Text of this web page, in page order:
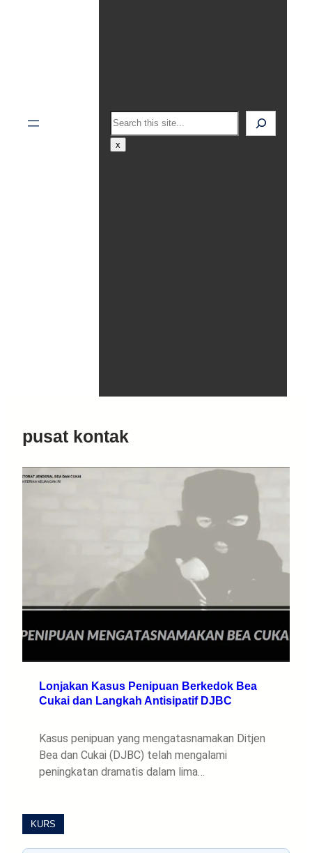
Search
x
pusat kontak
Lonjakan Kasus Penipuan Berkedok Bea
Cukai dan Langkah Antisipatif DJBC
Kasus penipuan yang mengatasnamakan Ditjen
Bea dan Cukai (DJBC) telah mengalami
peningkatan dramatis dalam lima…
KURS